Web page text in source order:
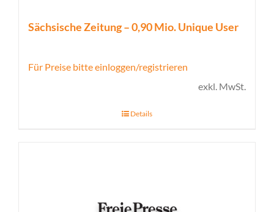
Sächsische Zeitung – 0,90 Mio. Unique User
Für Preise bitte einloggen/registrieren
exkl. MwSt.
Details